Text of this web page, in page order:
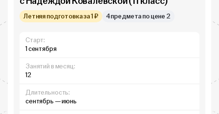
Летняя подготовка за 1 ₽ 4 предмета по цене 2
Старт:
1 сентября
Занятий в месяц:
12
Длительность:
сентябрь — июнь